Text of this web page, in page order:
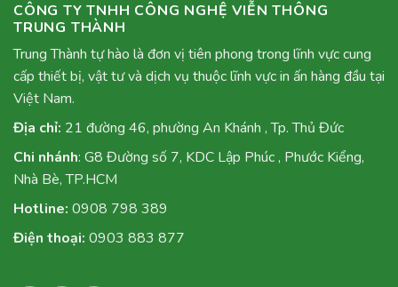
CÔNG TY TNHH CÔNG NGHỆ VIỄN THÔNG
TRUNG THÀNH
Trung Thành tự hào là đơn vị tiên phong trong lĩnh vực cung
cấp thiết bị, vật tư và dịch vụ thuộc lĩnh vực in ấn hàng đầu tại
Việt Nam.
Địa chỉ: 21 đường 46, phường An Khánh , Tp. Thủ Đức
Chi nhánh: G8 Đường số 7, KDC Lập Phúc , Phước Kiểng,
Nhà Bè, TP.HCM
Hotline: 0908 798 389
Điện thoại: 0903 883 877